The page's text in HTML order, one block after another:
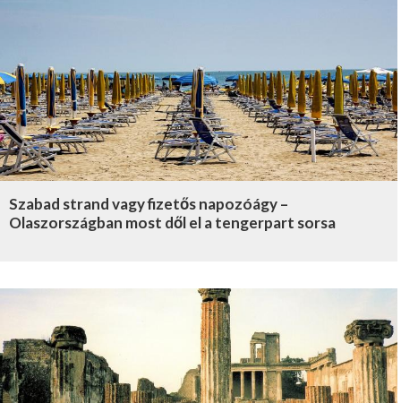
Szabad strand vagy fizetős napozóágy –
Olaszországban most dől el a tengerpart sorsa